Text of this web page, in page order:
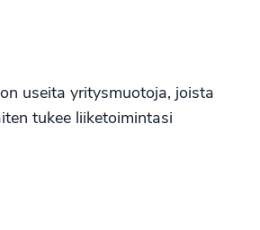
useita yritysmuotoja, joista
tukee liiketoimintasi